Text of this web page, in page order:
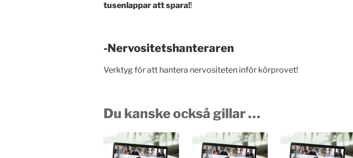
tusenlappar att spara!!
-Nervositetshanteraren
Verktyg för att hantera nervositeten inför körprovet!
Du kanske också gillar …